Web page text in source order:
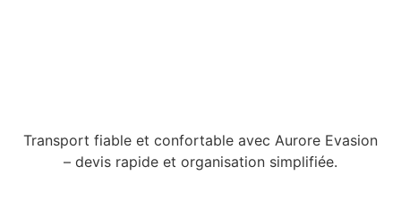
Transport fiable et confortable avec Aurore Evasion
– devis rapide et organisation simplifiée.